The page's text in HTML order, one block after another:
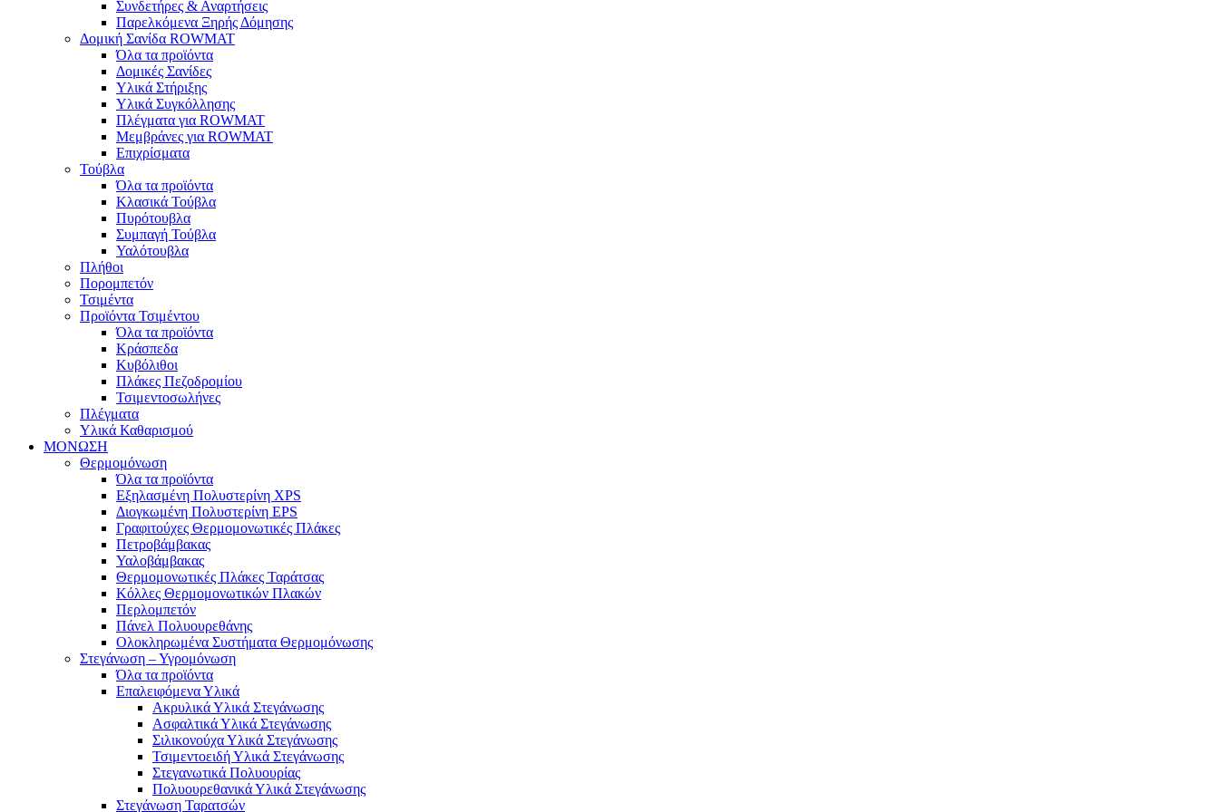
Συνδετήρες & Αναρτήσεις
Παρελκόμενα Ξηρής Δόμησης
Δομική Σανίδα ROWMAT
Όλα τα προϊόντα
Δομικές Σανίδες
Υλικά Στήριξης
Υλικά Συγκόλλησης
Πλέγματα για ROWMAT
Μεμβράνες για ROWMAT
Επιχρίσματα
Τούβλα
Όλα τα προϊόντα
Κλασικά Τούβλα
Πυρότουβλα
Συμπαγή Τούβλα
Υαλότουβλα
Πλήθοι
Πορομπετόν
Τσιμέντα
Προϊόντα Τσιμέντου
Όλα τα προϊόντα
Κράσπεδα
Κυβόλιθοι
Πλάκες Πεζοδρομίου
Τσιμεντοσωλήνες
Πλέγματα
Υλικά Καθαρισμού
ΜΟΝΩΣΗ
Θερμομόνωση
Όλα τα προϊόντα
Εξηλασμένη Πολυστερίνη XPS
Διογκωμένη Πολυστερίνη EPS
Γραφιτούχες Θερμομονωτικές Πλάκες
Πετροβάμβακας
Υαλοβάμβακας
Θερμομονωτικές Πλάκες Ταράτσας
Κόλλες Θερμομονωτικών Πλακών
Περλομπετόν
Πάνελ Πολυουρεθάνης
Ολοκληρωμένα Συστήματα Θερμομόνωσης
Στεγάνωση – Υγρομόνωση
Όλα τα προϊόντα
Επαλειφόμενα Υλικά
Ακρυλικά Υλικά Στεγάνωσης
Ασφαλτικά Υλικά Στεγάνωσης
Σιλικονούχα Υλικά Στεγάνωσης
Τσιμεντοειδή Υλικά Στεγάνωσης
Στεγανωτικά Πολυουρίας
Πολυουρεθανικά Υλικά Στεγάνωσης
Στεγάνωση Ταρατσών